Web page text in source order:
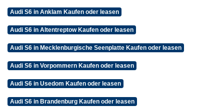
Audi S6 in Anklam Kaufen oder leasen
Audi S6 in Altentreptow Kaufen oder leasen
Audi S6 in Mecklenburgische Seenplatte Kaufen oder leasen
Audi S6 in Vorpommern Kaufen oder leasen
Audi S6 in Usedom Kaufen oder leasen
Audi S6 in Brandenburg Kaufen oder leasen